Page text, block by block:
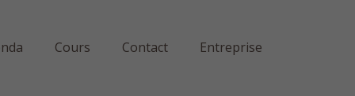
Cours Contact Entreprise